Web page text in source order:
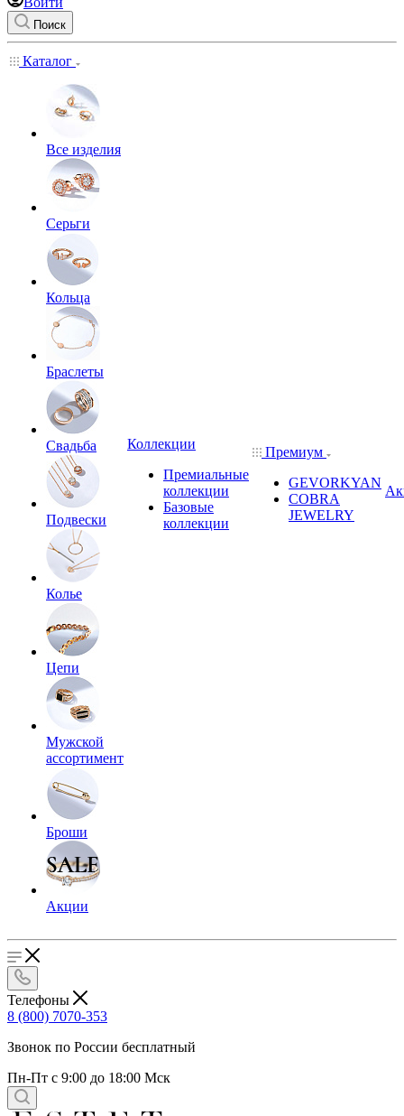
Поиск
Каталог
Все изделия
Серьги
Кольца
Браслеты
Свадьба
Подвески
Колье
Цепи
Мужской
ассортимент
Броши
Акции
Коллекции
Премиальные
коллекции
Базовые
коллекции
Премиум
GEVORKYAN
COBRA
JEWELRY
Телефоны
8 (800) 7070-353
Звонок по России бесплатный
Пн-Пт с 9:00 до 18:00 Мск